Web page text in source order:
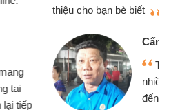
Văn Lực - Tạp hóa
kinh doanh buôn bán nhỏ lẻ
lúc cần vốn nhập hàng, nhờ biết
qua bạn bè giới thiệu tôi